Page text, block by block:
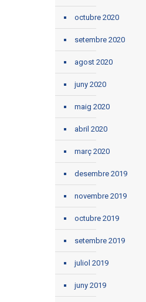
octubre 2020
setembre 2020
agost 2020
juny 2020
maig 2020
abril 2020
març 2020
desembre 2019
novembre 2019
octubre 2019
setembre 2019
juliol 2019
juny 2019